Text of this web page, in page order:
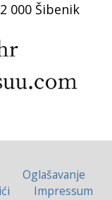
000 Šibenik
Oglašavanje
Impressum